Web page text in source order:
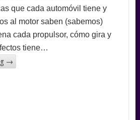
que cada automóvil tiene y
al motor saben (sabemos)
cada propulsor, cómo gira y
tiene…
→